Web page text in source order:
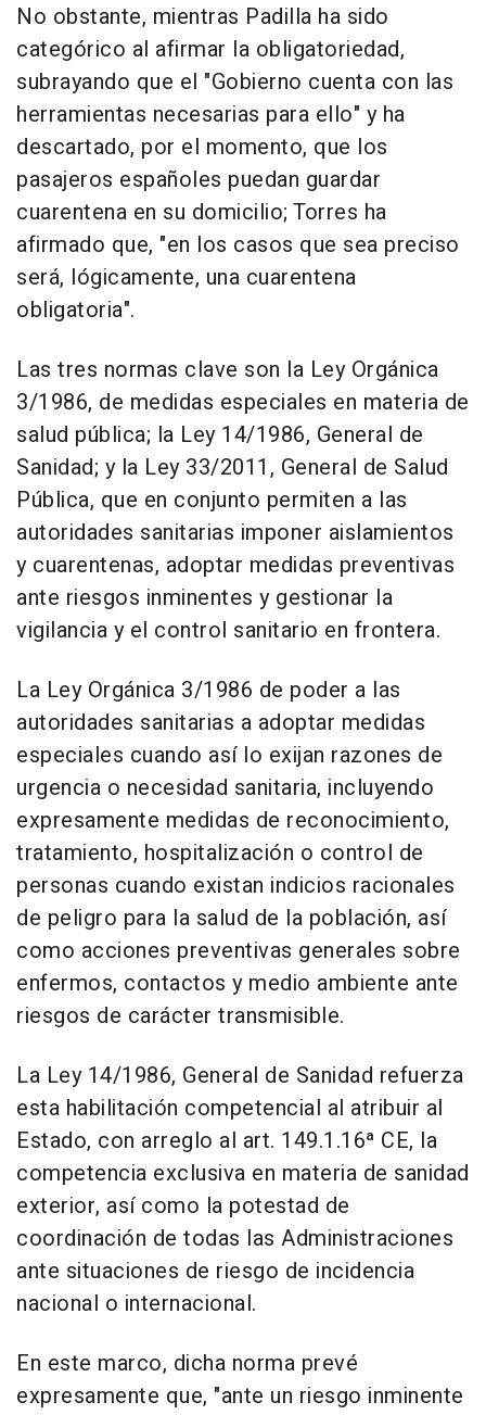
No obstante, mientras Padilla ha sido
categórico al afirmar la obligatoriedad,
subrayando que el "Gobierno cuenta con las
herramientas necesarias para ello" y ha
descartado, por el momento, que los
pasajeros españoles puedan guardar
cuarentena en su domicilio; Torres ha
afirmado que, "en los casos que sea preciso
será, lógicamente, una cuarentena
obligatoria".
Las tres normas clave son la Ley Orgánica
3/1986, de medidas especiales en materia de
salud pública; la Ley 14/1986, General de
Sanidad; y la Ley 33/2011, General de Salud
Pública, que en conjunto permiten a las
autoridades sanitarias imponer aislamientos
y cuarentenas, adoptar medidas preventivas
ante riesgos inminentes y gestionar la
vigilancia y el control sanitario en frontera.
La Ley Orgánica 3/1986 de poder a las
autoridades sanitarias a adoptar medidas
especiales cuando así lo exijan razones de
urgencia o necesidad sanitaria, incluyendo
expresamente medidas de reconocimiento,
tratamiento, hospitalización o control de
personas cuando existan indicios racionales
de peligro para la salud de la población, así
como acciones preventivas generales sobre
enfermos, contactos y medio ambiente ante
riesgos de carácter transmisible.
La Ley 14/1986, General de Sanidad refuerza
esta habilitación competencial al atribuir al
Estado, con arreglo al art. 149.1.16ª CE, la
competencia exclusiva en materia de sanidad
exterior, así como la potestad de
coordinación de todas las Administraciones
ante situaciones de riesgo de incidencia
nacional o internacional.
En este marco, dicha norma prevé
expresamente que, "ante un riesgo inminente